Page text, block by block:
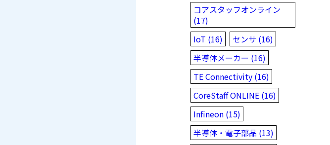
コアスタッフオンライン
(17)
IoT (16)
センサ (16)
半導体メーカー (16)
TE Connectivity (16)
CoreStaff ONLINE (16)
Infineon (15)
半導体・電子部品 (13)